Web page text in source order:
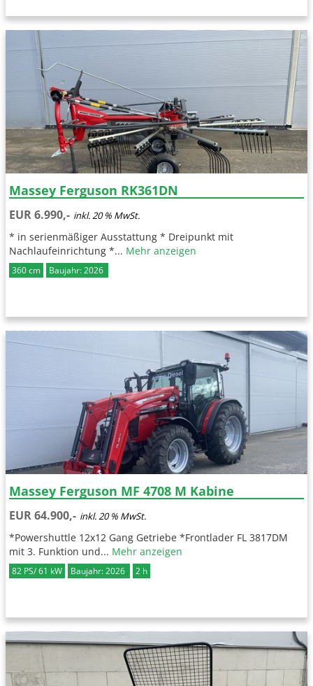
Massey Ferguson RK361DN
EUR 6.990,- inkl. 20 % MwSt.
* in serienmäßiger Ausstattung * Dreipunkt mit
Nachlaufeinrichtung *... Mehr anzeigen
360 cm Baujahr: 2026
Massey Ferguson MF 4708 M Kabine
EUR 64.900,- inkl. 20 % MwSt.
*Powershuttle 12x12 Gang Getriebe *Frontlader FL 3817DM
mit 3. Funktion und... Mehr anzeigen
82 PS/ 61 kW Baujahr: 2026 2 h